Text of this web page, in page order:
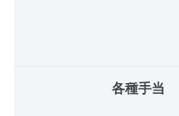
各種手当